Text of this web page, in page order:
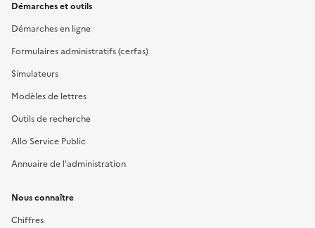
Démarches et outils
Démarches en ligne
Formulaires administratifs (cerfas)
Simulateurs
Modèles de lettres
Outils de recherche
Allo Service Public
Annuaire de l'administration
Nous connaître
Chiffres